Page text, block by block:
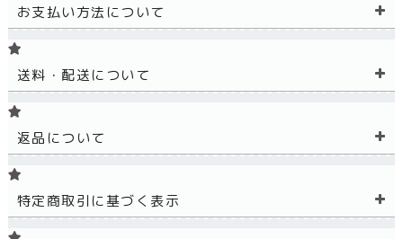
お支払い方法について
送料・配送について
返品について
特定商取引に基づく表示